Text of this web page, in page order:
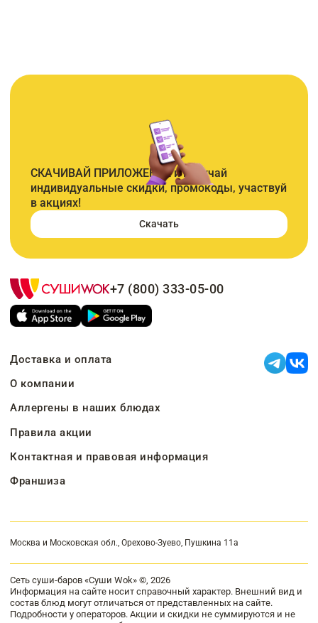
СКАЧИВАЙ ПРИЛОЖЕНИЕ и получай
индивидуальные скидки, промокоды, участвуй
в акциях!
Скачать
+7 (800) 333-05-00
Доставка и оплата
О компании
Аллергены в наших блюдах
Правила акции
Контактная и правовая информация
Франшиза
Москва и Московская обл., Орехово-Зуево, Пушкина 11а
Сеть суши-баров «Суши Wok» ©, 2026
Информация на сайте носит справочный характер. Внешний вид и
состав блюд могут отличаться от представленных на сайте.
Подробности у операторов. Акции и скидки не суммируются и не